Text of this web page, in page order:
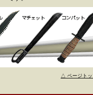
△ ページト